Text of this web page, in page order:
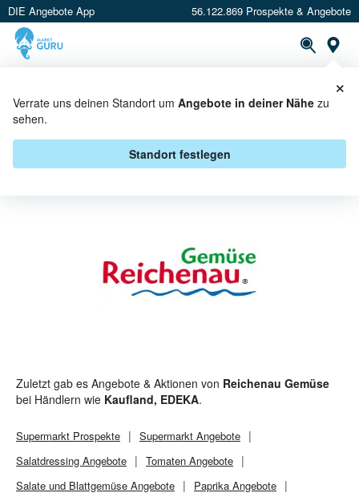
DIE Angebote App 56.122.869 Prospekte & Angebote
Verrate uns deinen Standort um Angebote in deiner Nähe zu
sehen.
Standort festlegen
×
REICHENAU GEMÜSE ANGEBOTE
& AKTIONEN
Zuletzt gab es Angebote & Aktionen von Reichenau Gemüse
bei Händlern wie Kaufland, EDEKA.
Supermarkt Prospekte Supermarkt Angebote
Salatdressing Angebote
Tomaten Angebote
Salate und Blattgemüse Angebote
Paprika Angebote